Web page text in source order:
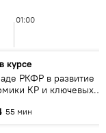
01:00
курсе
РКФР в развитие
КР и ключевых
55 мин